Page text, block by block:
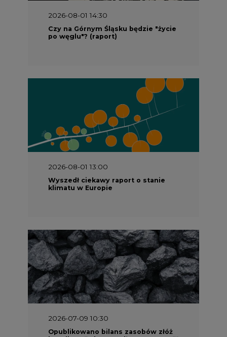
2026-08-01 13:00
Wyszedł ciekawy raport o stanie
klimatu w Europie
2026-07-09 10:30
Opublikowano bilans zasobów złóż
kopalin w Polsce według stanu na 31
grudnia 2025 r.